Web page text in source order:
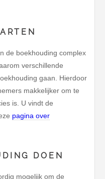
de boekhouding complex
verschillende
gaan. Hierdoor
makkelijker om te
is. U vindt de
pagina over
DOEN
mogelijk om de